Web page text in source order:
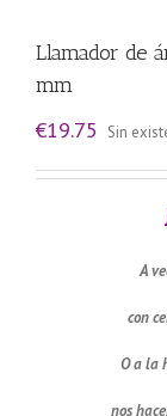
Llamador de
mm
€19.75 Sin
A
con
O a la
nos